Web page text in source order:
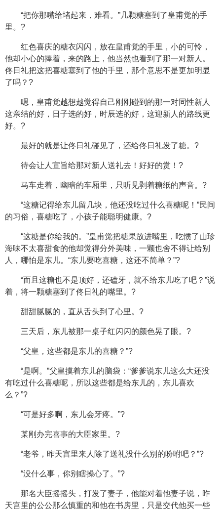
“把你那嘴给堵起来，难看。”几颗糖塞到了皇甫觉的手
里。?
红色喜庆的糖衣闪闪，放在皇甫觉的手里，小的可怜，
他却小心的捧着，来的路上，他当然也看到了那一对新人。
佟日礼把这把喜糖塞到了他的手里，那个意思不是更加明显
了吗？?
嗯，皇甫觉越想越觉得自己刚刚碰到的那一对同性新人
这亲结的好，日子选的好，时辰选的好，这迎新人的路线更
好。?
最好的就是让佟日礼碰见了，还给佟日礼发了糖。?
待会让人宣旨给那对新人送礼去！好好的赏！?
马车走着，幽暗的车厢里，只听见剥着糖纸的声音。?
“这糖记得给东儿留几块，他还没吃过什么喜糖呢！”民间
的习俗，喜糖吃了，小孩子能聪明健康。?
“这糖是你给我的。”皇甫觉把糖果放进嘴里，吃惯了山珍
海味不太喜甜食的他却觉得分外美味，一颗也舍不得让给别
人，哪怕是东儿。“东儿要吃喜糖，这还不简单？”?
“而且这糖也不是顶好，还磕牙，就不给东儿吃了吧？”说
着，将一颗糖塞到了佟日礼的嘴里。?
甜甜腻腻的，直从舌头到了心里。?
三天后，东儿被那一桌子红闪闪的颜色晃了眼。?
“父皇，这些都是东儿的喜糖？”?
“是啊。”父皇摸着东儿的脑袋：“爹爹说东儿这么大还没
有吃过什么喜糖呢，所以这些都是给东儿的，东儿喜欢
么？”?
“可是好多啊，东儿会牙疼。”?
某刚办完喜事的大臣家里。?
“老爷，昨天宫里来人除了送礼没什么别的吩咐吧？”?
“没什么事，你别瞎操心了。”?
那名大臣摇摇头，打发了妻子，他能对着他妻子说，昨
天宫里的公公那么慎重的和他在书房里，只是交代他买一些